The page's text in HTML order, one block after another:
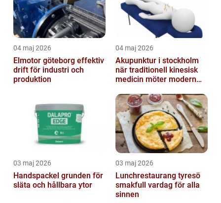
04 maj 2026
Elmotor göteborg effektiv
drift för industri och
produktion
04 maj 2026
Akupunktur i stockholm
när traditionell kinesisk
medicin möter modern
03 maj 2026
Handspackel grunden för
släta och hållbara ytor
03 maj 2026
Lunchrestaurang tyresö
smakfull vardag för alla
sinnen